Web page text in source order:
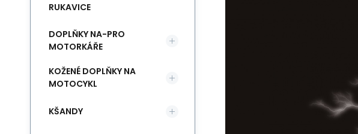
RUKAVICE
DOPLŇKY NA-PRO
MOTORKÁŘE
KOŽENÉ DOPLŇKY NA
MOTOCYKL
KŠANDY